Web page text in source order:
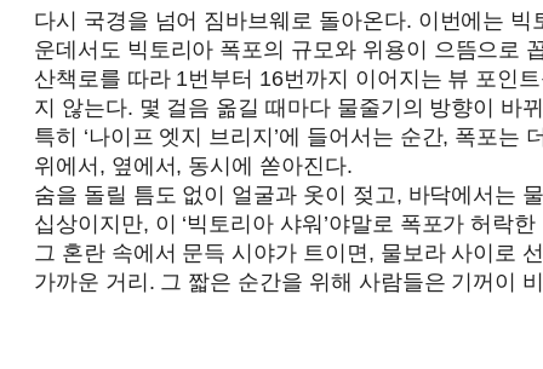
다시 국경을 넘어 짐바브웨로 돌아온다. 이번에는
운데서도 빅토리아 폭포의 규모와 위용이 으뜸으로
산책로를 따라 1번부터 16번까지 이어지는 뷰 포인
지 않는다. 몇 걸음 옮길 때마다 물줄기의 방향이 바
특히 ‘나이프 엣지 브리지’에 들어서는 순간, 폭포
위에서, 옆에서, 동시에 쏟아진다.
숨을 돌릴 틈도 없이 얼굴과 옷이 젖고, 바닥에서는
십상이지만, 이 ‘빅토리아 샤워’야말로 폭포가 허락
그 혼란 속에서 문득 시야가 트이면, 물보라 사이로
가까운 거리. 그 짧은 순간을 위해 사람들은 기꺼이